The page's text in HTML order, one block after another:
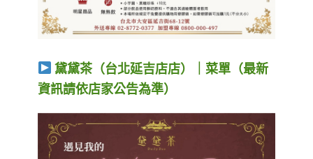
黛黛茶（台北延吉店店）｜菜單（最新
資訊請依店家公告為準）